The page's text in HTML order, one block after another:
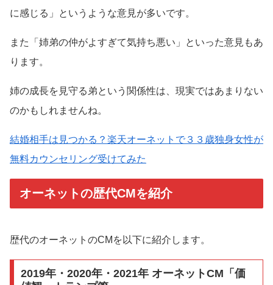
に感じる」というような意見が多いです。
また「姉弟の仲がよすぎて気持ち悪い」といった意見もあ
ります。
姉の成長を見守る弟という関係性は、現実ではあまりない
のかもしれませんね。
結婚相手は見つかる？楽天オーネットで３３歳独身女性が
無料カウンセリング受けてみた
オーネットの歴代CMを紹介
歴代のオーネットのCMを以下に紹介します。
2019年・2020年・2021年 オーネットCM「価